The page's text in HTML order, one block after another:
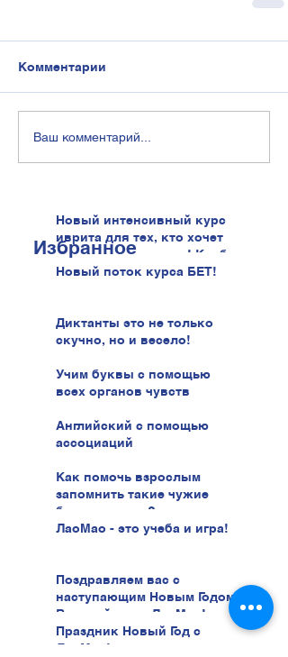
Комментарии
Ваш комментарий...
Новый интенсивный курс
иврита для тех, кто хочет
говорить увереннее! Клуб
иврита!
Новый поток курса БЕТ!
Диктанты это не только
скучно, но и весело!
Учим буквы с помощью
всех органов чувств
Английский с помощью
ассоциаций
Как помочь взрослым
запомнить такие чужие
буквы иврита?
ЛаоМао - это учеба и игра!
Поздравляем вас с
наступающим Новым Годом!
В новый год с ЛаоМао!
Праздник Новый Год с
ЛаоМао!
Избранное